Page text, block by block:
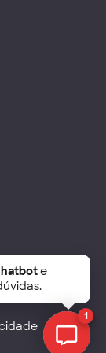
1
e